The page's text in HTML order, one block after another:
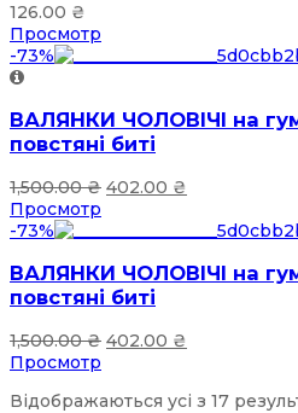
126.00 ₴
Просмотр
-73%
ВАЛЯНКИ ЧОЛОВІЧІ на
повстяні биті
1,500.00₴ 402.00 ₴
Просмотр
-73%
ВАЛЯНКИ ЧОЛОВІЧІ на
повстяні биті
1,500.00₴ 402.00 ₴
Просмотр
Відображаються усі з 17